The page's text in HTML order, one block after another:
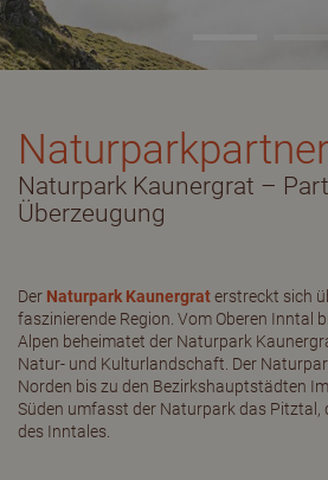
Naturpark Kaunergrat –
Überzeugung
Der Naturpark Kaunergraterstreckt sich
faszinierende Region. Vom Oberen Inntal
Alpen beheimatet der Naturpark
Natur- und Kulturlandschaft. Der
Norden bis zu den Bezirkshauptstädten
Süden umfasst der Naturpark das Pitztal,
des Inntales.